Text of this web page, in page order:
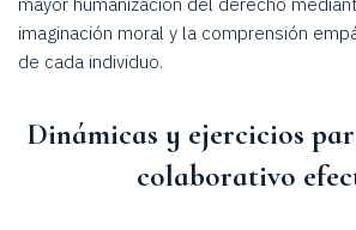
imaginación moral y la comprensión
de cada individuo.
Dinámicas y ejercicios
colaborativo